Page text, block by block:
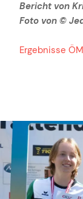
Bericht von
Foto von ©
Ergebnisse